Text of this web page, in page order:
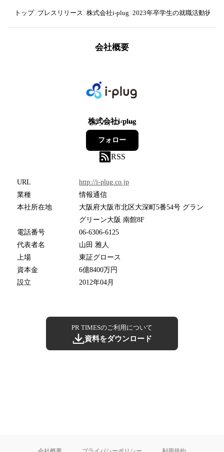
トップ プレスリリース 株式会社i-plug 2023年卒学生の就職活動状況
会社概要
株式会社i-plug
26フォロワー
フォロー
RSS
URL
http://i-plug.co.jp
業種
情報通信
本社所在地
大阪府大阪市北区大深町5番54号 グラン
グリーン大阪 南館8F
電話番号
06-6306-6125
代表者名
山田 雅人
上場
東証グロース
資本金
6億8400万円
設立
2012年04月
PR TIMESのご利用について
資料をダウンロード